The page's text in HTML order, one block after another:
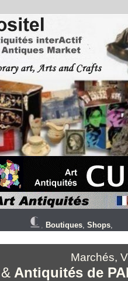
, Boutiques, Shops,
Marchés,
&Antiquités de